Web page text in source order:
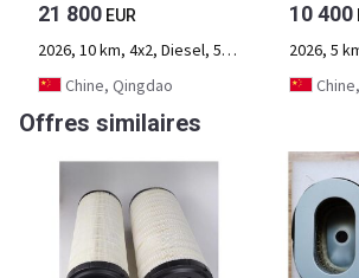
21 800 EUR
2026, 10 km, 4x2, Diesel, 5 h, 2-essieu
Chine, Qingdao
10 400
Offres similaires